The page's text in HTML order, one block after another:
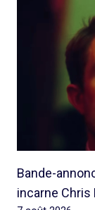
Bande-
incarne Chris